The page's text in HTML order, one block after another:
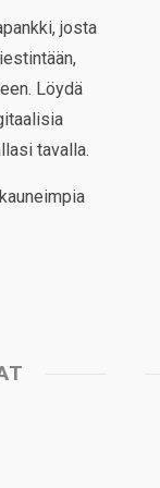
josta
Löydä
tavalla.